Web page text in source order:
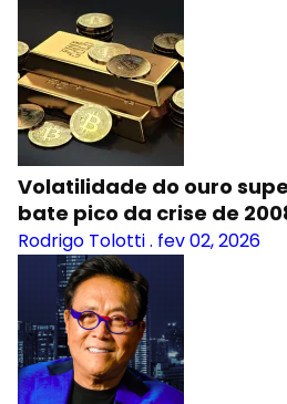
Volatilidade do ouro
bate pico da crise de
Rodrigo Tolotti. fev 02, 2026